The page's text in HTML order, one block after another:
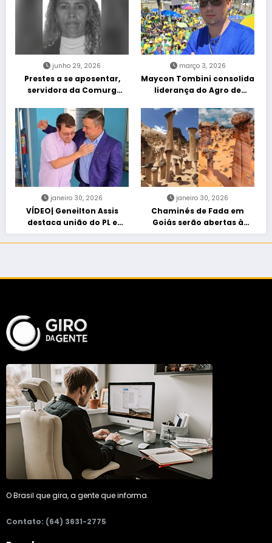
junho 29, 2026
Prestes a se aposentar,
servidora da Comurg
entra em protocolo de
morte encefálica
março 3, 2026
Maycon Tombini consolida
liderança do Agro de
“Acorda Brasil” em Goiânia
janeiro 30, 2026
VÍDEO| Geneilton Assis
destaca união do PL e
consolidação de apoio a
Maycon Tombini em Jataí
janeiro 30, 2026
Chaminés de Fada em
Goiás serão abertas à
visitação controlada
O Brasil que gira, a gente que informa.
Contato: (64) 3631-2775